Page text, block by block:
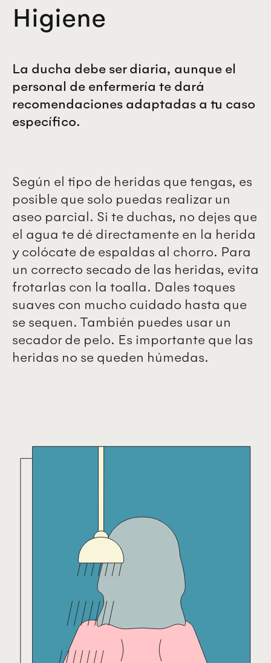
Higiene
La ducha debe ser diaria, aunque el
personal de enfermería te dará
recomendaciones adaptadas a tu caso
específico.
Según el tipo de heridas que tengas, es
posible que solo puedas realizar un
aseo parcial. Si te duchas, no dejes que
el agua te dé directamente en la herida
y colócate de espaldas al chorro. Para
un correcto secado de las heridas, evita
frotarlas con la toalla. Dales toques
suaves con mucho cuidado hasta que
se sequen. También puedes usar un
secador de pelo. Es importante que las
heridas no se queden húmedas.